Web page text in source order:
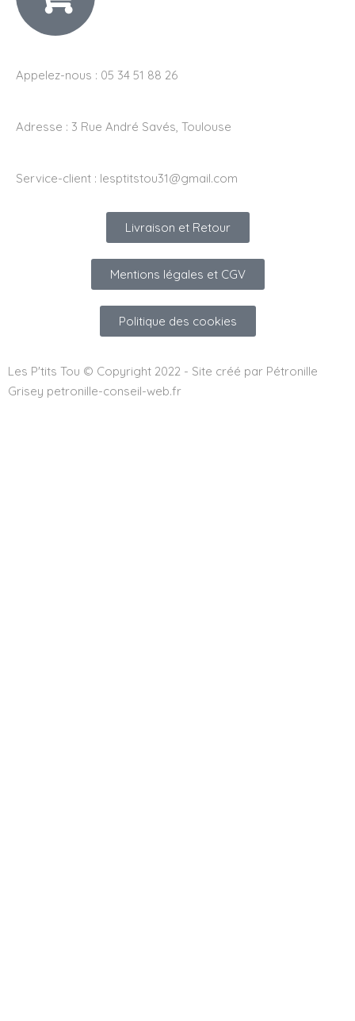
Appelez-nous : 05 34 51 88 26
Adresse : 3 Rue André Savés, Toulouse
Service-client : lesptitstou31@gmail.com
Livraison et Retour
Mentions légales et CGV
Politique des cookies
Les P'tits Tou © Copyright 2022 - Site créé par Pétronille
Grisey petronille-conseil-web.fr